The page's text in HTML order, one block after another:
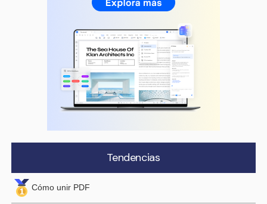
Tendencias
Cómo unir PDF